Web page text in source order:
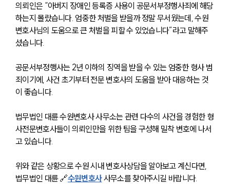
센터소개
센터소개
글로벌 파트너 로펌
고객의 소리
통합검색
업무사례
사례분석/최신동향
법률정보
법률지식인
의뢰인은 “아버지 장애인 등록증 사용이 공문서부정행사죄에 해당
하는지 몰랐습니다. 엄중한 처벌을 받을까 정말 무서웠는데, 수원
변호사님의 도움으로 큰 처벌을 피할 수 있었습니다”라고 말해주
셨습니다.
공문서부정행사는 2년 이하의 징역을 받을 수 있는 엄중한 형사 범
죄이기에, 사건 초기부터 전문 변호사의 도움을 받아 대응하는 것
이 좋습니다.
법무법인 대륜 수원변호사 사무소는 관련 다수의 사건을 경험한 형
사전문변호사들이 의뢰인만을 위한 팀을 구성해 밀착 변호에 나서
고 있습니다.
위와 같은 상황으로 수원 시내 변호사상담을 알아보고 계신다면,
법무법인 대륜 🔗수원변호사 사무소를 찾아주시길 바랍니다.